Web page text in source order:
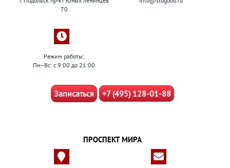
70
Режим работы:
Пн–Вс: с 9:00 до 21:00
Записаться +7 (495) 128-01-88
ПРОСПЕКТ МИРА